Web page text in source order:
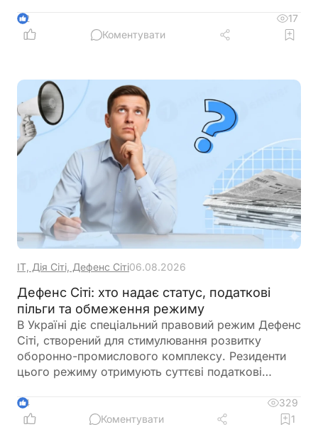
відпустці для догляду за дитиною. Перед
оформленням нового працівника варто
2
17
Коментувати
ІТ, Дія Сіті, Дефенс Сіті06.08.2026
Дефенс Сіті: хто надає статус, податкові
пільги та обмеження режиму
В Україні діє спеціальний правовий режим Дефенс
Сіті, створений для стимулювання розвитку
оборонно-промислового комплексу. Резиденти
цього режиму отримують суттєві податкові
цільового використання прибутку, обмеження на
виплату дивідендів та інвестиційні правила.
4
329
Коментувати
1